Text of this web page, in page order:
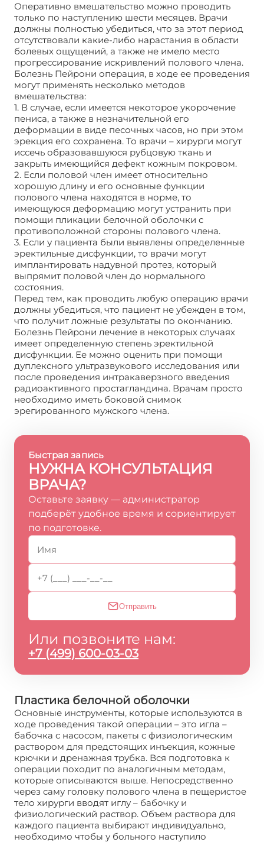
Оперативно вмешательство можно проводить
только по наступлению шести месяцев. Врачи
должны полностью убедиться, что за этот период
отсутствовали какие-либо нарастания в области
болевых ощущений, а также не имело место
прогрессирование искривлений полового члена.
Болезнь Пейрони операция, в ходе ее проведения
могут применять несколько методов
вмешательства:
1. В случае, если имеется некоторое укорочение
пениса, а также в незначительной его
деформации в виде песочных часов, но при этом
эрекция его сохранена. То врачи – хирурги могут
иссечь образовавшуюся рубцовую ткань и
закрыть имеющийся дефект кожным покровом.
2. Если половой член имеет относительно
хорошую длину и его основные функции
полового члена находятся в норме, то
имеющуюся деформацию могут устранить при
помощи пликации белочной оболочки с
противоположной стороны полового члена.
3. Если у пациента были выявлены определенные
эректильные дисфункции, то врачи могут
имплантировать надувной протез, который
выпрямит половой член до нормального
состояния.
Перед тем, как проводить любую операцию врачи
должны убедиться, что пациент не убежден в том,
что получит ложные результаты по окончанию.
Болезнь Пейрони лечение в некоторых случаях
имеет определенную степень эректильной
дисфункции. Ее можно оценить при помощи
дуплексного ультразвукового исследования или
после проведения интракаверзного введения
радиоактивного простагландина. Врачам просто
необходимо иметь боковой снимок
эрегированного мужского члена.
Быстрая запись
НУЖНА КОНСУЛЬТАЦИЯ
ВРАЧА?
Оставьте заявку — администратор
подберёт удобное время и сориентирует
по подготовке.
Отправить
Или позвоните нам:
+7 (499) 600-03-03
Пластика белочной оболочки
Основные инструменты, которые используются в
ходе проведения такой операции – это игла –
бабочка с насосом, пакеты с физиологическим
раствором для предстоящих инъекция, кожные
крючки и дренажная трубка. Вся подготовка к
операции походит по аналогичным методам,
которые описываются выше. Непосредственно
через саму головку полового члена в пещеристое
тело хирурги вводят иглу – бабочку и
физиологический раствор. Объем раствора для
каждого пациента выбирают индивидуально,
необходимо чтобы у больного наступило